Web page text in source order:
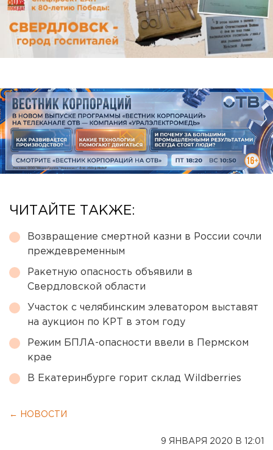
ЧИТАЙТЕ ТАКЖЕ:
Возвращение смертной казни в России сочли
преждевременным
Ракетную опасность объявили в
Свердловской области
Участок с челябинским элеватором выставят
на аукцион по КРТ в этом году
Режим БПЛА-опасности ввели в Пермском
крае
В Екатеринбурге горит склад Wildberries
← НОВОСТИ
9 ЯНВАРЯ 2020 В 12:01